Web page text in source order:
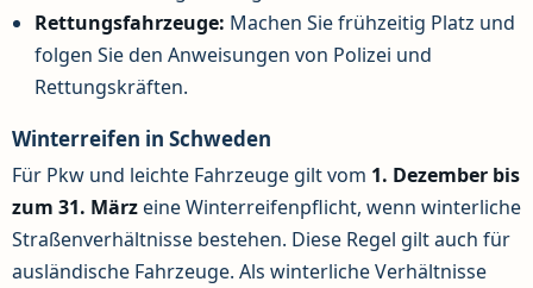
Rettungsfahrzeuge: Machen Sie frühzeitig Platz und
folgen Sie den Anweisungen von Polizei und
Rettungskräften.
Winterreifen in Schweden
Für Pkw und leichte Fahrzeuge gilt vom 1. Dezember bis
zum 31. Märzeine Winterreifenpflicht, wenn winterliche
Straßenverhältnisse bestehen. Diese Regel gilt auch für
ausländische Fahrzeuge. Als winterliche Verhältnisse